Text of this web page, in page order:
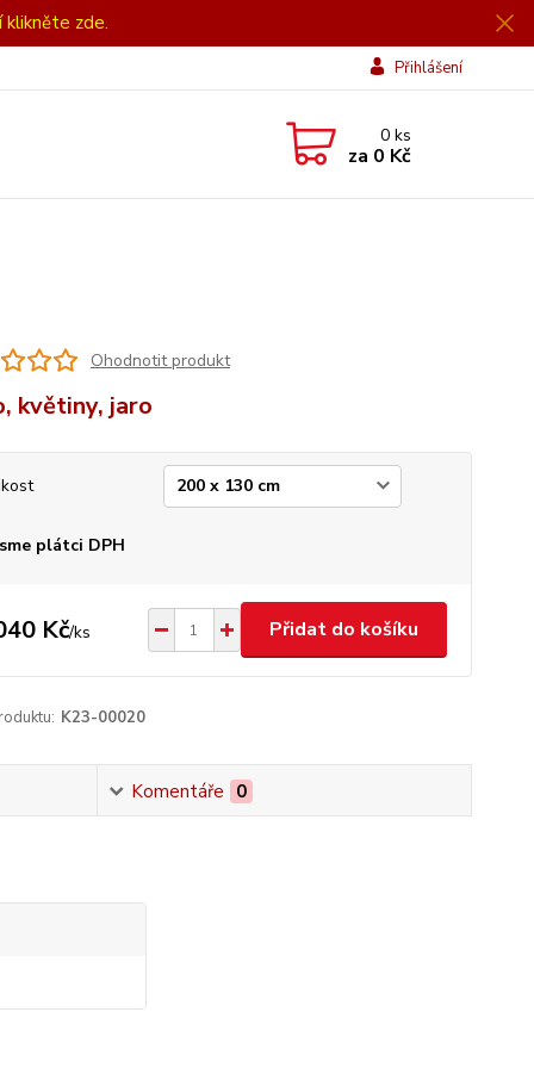
zde.
Přihlášení
0ks
za 0 Kč
Ohodnotit produkt
květiny, jaro
plátci DPH
Kč/ks Přidat do košíku
K23-00020
Komentáře 0